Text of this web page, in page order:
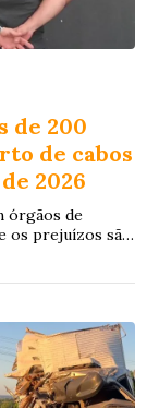
de 200
de cabos
2026
órgãos de
os prejuízos são